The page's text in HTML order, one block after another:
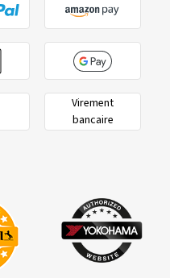
Virement
bancaire